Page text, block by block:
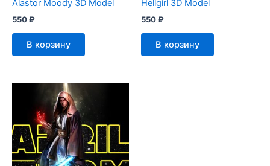
Alastor Moody 3D Model
550₽
В корзину
Hellgirl 3D Model
550₽
В корзину